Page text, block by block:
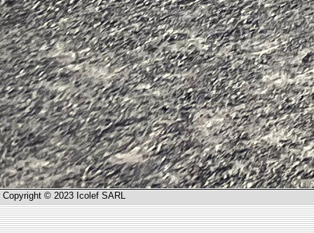
Copyright © 2023 Icolef SARL